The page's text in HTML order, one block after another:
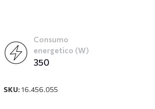
Consumo
energetico (W)
350
SKU: 16.456.055